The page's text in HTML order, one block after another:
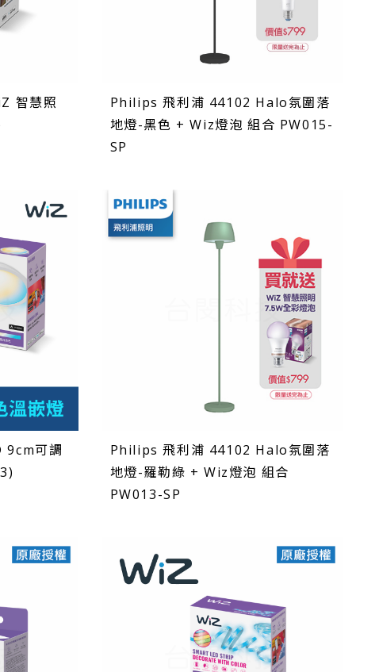
智慧照
Philips 飛利浦 44102 Halo氛圍落
地燈-黑色 + Wiz燈泡 組合 PW015-
SP
可調
Philips 飛利浦 44102 Halo氛圍落
地燈-羅勒綠 + Wiz燈泡 組合
PW013-SP